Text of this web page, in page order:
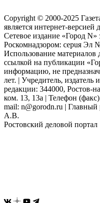
Copyright © 2000-2025
является интернет-версией
Сетевое издание «Город N»
Роскомнадзором: серuя Эл
Использование материалов
ссылкой на публикации
информацию, не
лет. | Учредитель,
редакции: 344000, Ростов-
ком. 13, 13а | Телефон
mail: n@gorodn.ru |
А.В.
Ростовский деловой портал